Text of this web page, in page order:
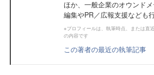
ほか、一般企業のオウンドメ
編集やPR／広報支援なども
※プロフィールは、執筆時点、または直
の内容です
この著者の最近の執筆記事